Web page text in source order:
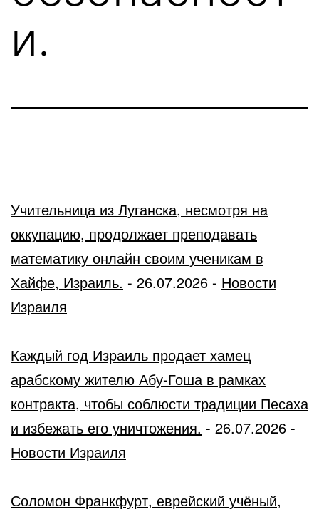
и.
Учительница из Луганска, несмотря на
оккупацию, продолжает преподавать
математику онлайн своим ученикам в
Хайфе, Израиль. - 26.07.2026 - Новости
Израиля
Каждый год Израиль продает хамец
арабскому жителю Абу-Гоша в рамках
контракта, чтобы соблюсти традиции Песаха
и избежать его уничтожения. - 26.07.2026 -
Новости Израиля
Соломон Франкфурт, еврейский учёный,